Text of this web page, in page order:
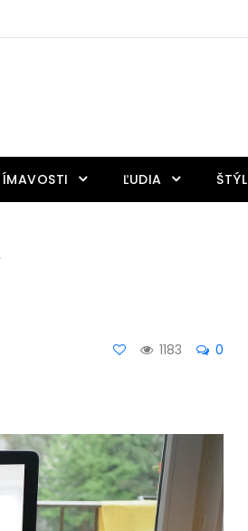
ĽUDIA ŠTÝL
1183 0